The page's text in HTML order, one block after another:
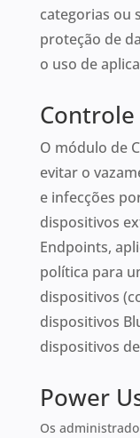
categorias ou
proteção de
o uso de
O módulo de
evitar o
e infecções
dispositivos
Endpoints,
política para
dispositivos
dispositivos
dispositivos
Power
Os